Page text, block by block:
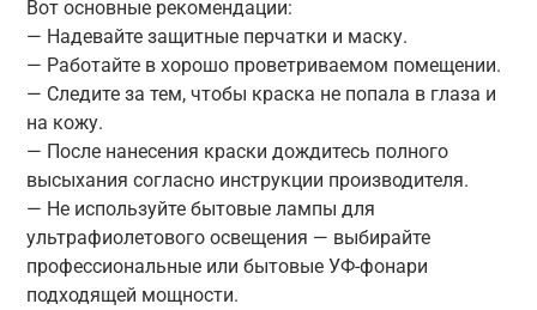
Вот основные рекомендации:
— Надевайте защитные перчатки и маску.
— Работайте в хорошо проветриваемом помещении.
— Следите за тем, чтобы краска не попала в глаза и
на кожу.
— После нанесения краски дождитесь полного
высыхания согласно инструкции производителя.
— Не используйте бытовые лампы для
ультрафиолетового освещения — выбирайте
профессиональные или бытовые УФ-фонари
подходящей мощности.